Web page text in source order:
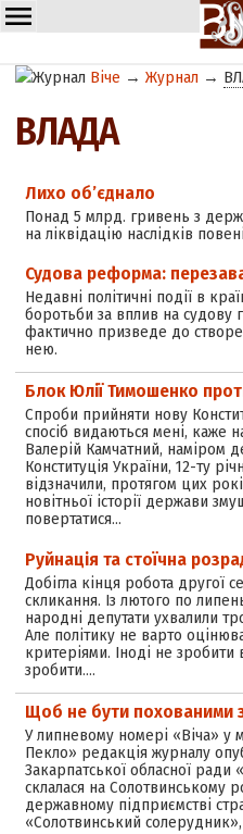
Віче →Журнал →
ВЛАДА
Лихо об’єднало
Понад 5 млрд. гривень з
на ліквідацію наслідків
Судова реформа:
Недавні політичні події в
боротьби за вплив на судову
фактично призведе до
нею.
Блок Юлії Тимошенко
Спроби прийняти нову
спосіб видаються мені, каже
Валерій Камчатний, наміром
Конституція України, 12-ту
відзначили, протягом цих
новітньої історії держави
повертатися…
Руйнація та стоїчна
Добігла кінця робота другої
скликання. Із лютого по
народні депутати ухвалили
Але політику не варто
критеріями. Іноді не
зробити.…
Щоб не бути похованими
У липневому номері «Віча» у
Пекло» редакція журналу
Закарпатської обласної
склалася на Солотвинському
державному підприємстві
«Солотвинський